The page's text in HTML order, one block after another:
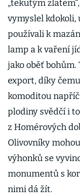
„tekutým
vymyslel kdokoli,
používali k
lamp a k vaření
jako oběť
export, díky
komoditou
plodiny svědčí i
z Homérových
Olivovníky
výhonků se
monumentů s
nimi dá žít.